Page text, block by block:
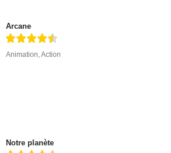
Arcane
Animation,Action
Notre planète